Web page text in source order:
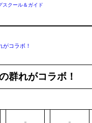
コラボ！
群れがコラボ！